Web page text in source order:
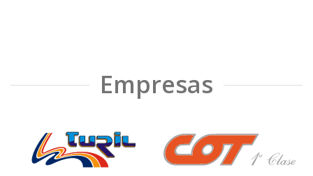
Empresas
❮ ❯